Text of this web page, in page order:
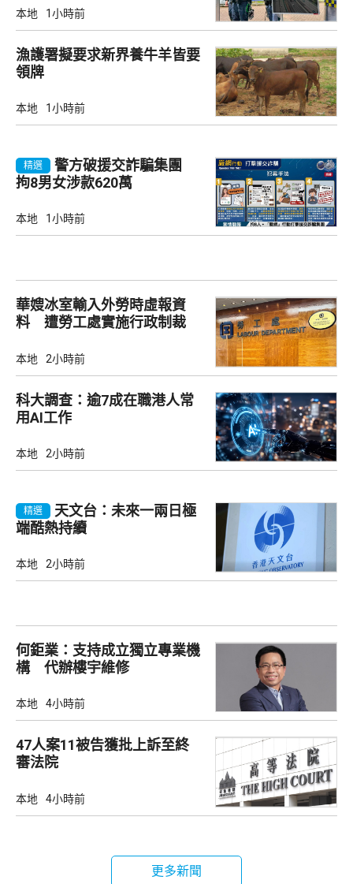
本地 1小時前
漁護署擬要求新界養牛羊皆要
領牌
本地 1小時前
精選
警方破援交詐騙集團
拘8男女涉款620萬
本地 1小時前
華嫂冰室輸入外勞時虛報資
料 遭勞工處實施行政制裁
本地 2小時前
科大調查：逾7成在職港人常
用AI工作
本地 2小時前
精選
天文台：未來一兩日極
端酷熱持續
本地 2小時前
何鉅業：支持成立獨立專業機
構 代辦樓宇維修
本地 4小時前
47人案11被告獲批上訴至終
審法院
本地 4小時前
更多新聞